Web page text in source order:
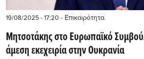
19/08/2025 - 17:20 - Επικαιρότητα
Μητσοτάκης στο Ευρωπαϊκό
άμεση εκεχειρία στην Ουκρανία